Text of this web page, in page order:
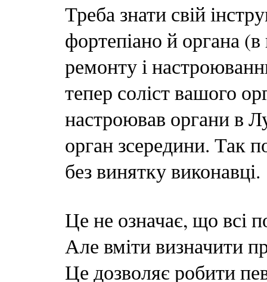
Треба знати свій
фортепіано й органа
ремонту і
тепер соліст вашого
настроював органи в
орган зсередини. Так
без винятку виконавці.
Це не означає, що всі
Але вміти визначити
Це дозволяє робити